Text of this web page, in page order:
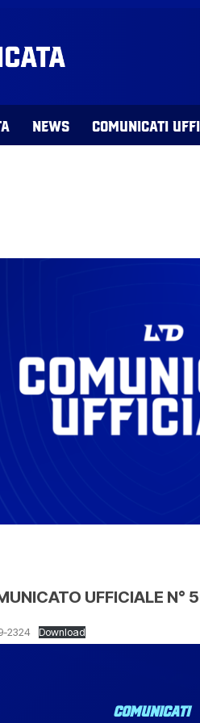
NEWS COMUNICATI
UFFICIALE N°
2324 Download
COMUNICATI